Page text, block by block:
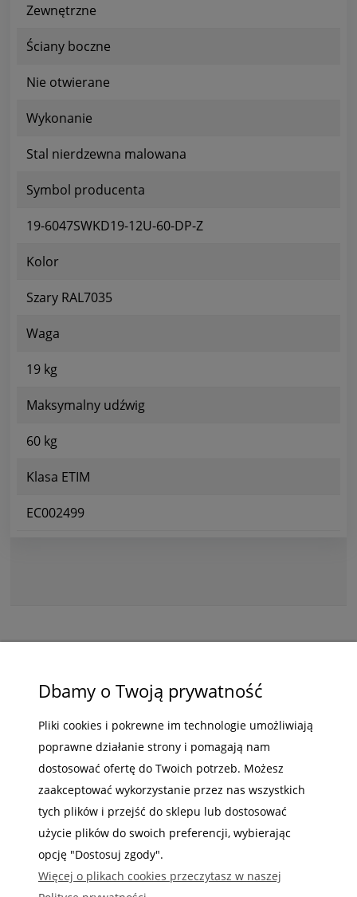
Zewnętrzne
Ściany boczne
Nie otwierane
Wykonanie
Stal nierdzewna malowana
Symbol producenta
19-6047SWKD19-12U-60-DP-Z
Kolor
Szary RAL7035
Waga
19 kg
Maksymalny udźwig
60 kg
Klasa ETIM
EC002499
ZAKUPY
POMOC
MOJE KONTO
INFORMACJE
Gdzie nas możesz znaleźć
Dbamy o Twoją prywatność
Pliki cookies i pokrewne im technologie umożliwiają
poprawne działanie strony i pomagają nam
dostosować ofertę do Twoich potrzeb. Możesz
zaakceptować wykorzystanie przez nas wszystkich
tych plików i przejść do sklepu lub dostosować
użycie plików do swoich preferencji, wybierając
opcję "Dostosuj zgody".
Więcej o plikach cookies przeczytasz w naszej